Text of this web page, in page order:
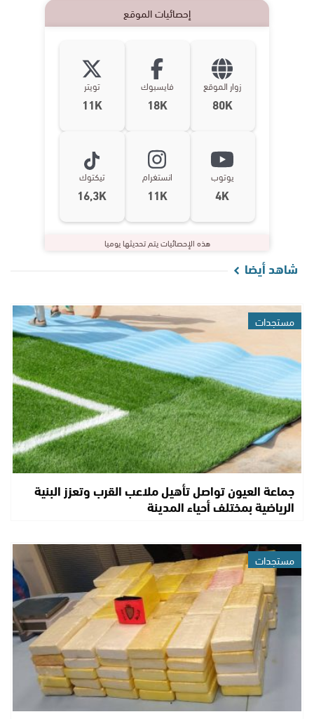
إحصائيات الموقع
زوار الموقع
80K
فايسبوك
18K
تويتر
11K
يوتوب
4K
انستغرام
11K
تيكتوك
16,3K
هذه الإحصائيات يتم تحديثها يوميا
شاهد أيضا
مستجدات
جماعة العيون تواصل تأهيل ملاعب القرب وتعزز البنية
الرياضية بمختلف أحياء المدينة
مستجدات